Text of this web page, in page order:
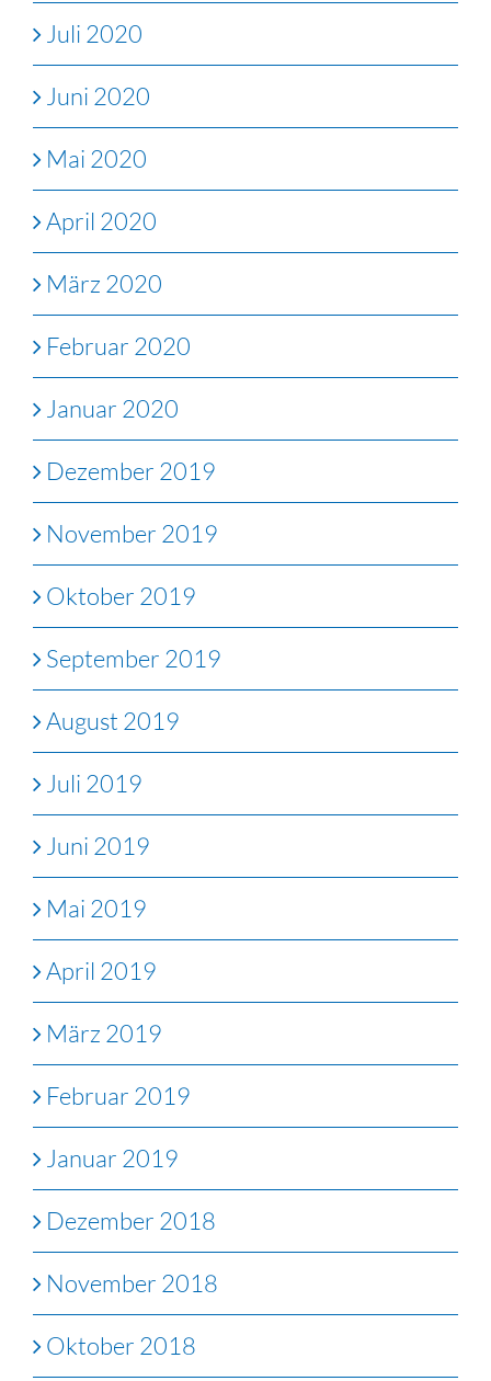
Juli 2020
Juni 2020
Mai 2020
April 2020
März 2020
Februar 2020
Januar 2020
Dezember 2019
November 2019
Oktober 2019
September 2019
August 2019
Juli 2019
Juni 2019
Mai 2019
April 2019
März 2019
Februar 2019
Januar 2019
Dezember 2018
November 2018
Oktober 2018